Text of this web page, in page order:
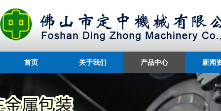
首页 关于我们 产品中心 新闻